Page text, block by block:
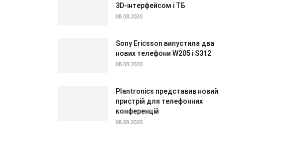
3D-інтерфейсом і ТБ
08.08.2020
Sony Ericsson випустила два
нових телефони W205 і S312
08.08.2020
Plantronics представив новий
пристрій для телефонних
конференцій
08.08.2020